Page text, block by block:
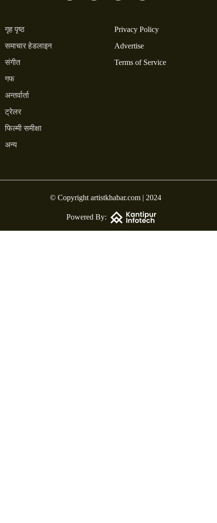
गृह पृष्ठ
समाचार हेडलाइन
संगीत
गफ
अन्तर्वार्ता
ट्रेलर
फिल्मी समीक्षा
अन्य
Privacy Policy
Advertise
Terms of Service
© Copyright artistkhabar.com | 2024
Powered By: